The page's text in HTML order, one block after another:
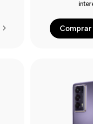
Comprar